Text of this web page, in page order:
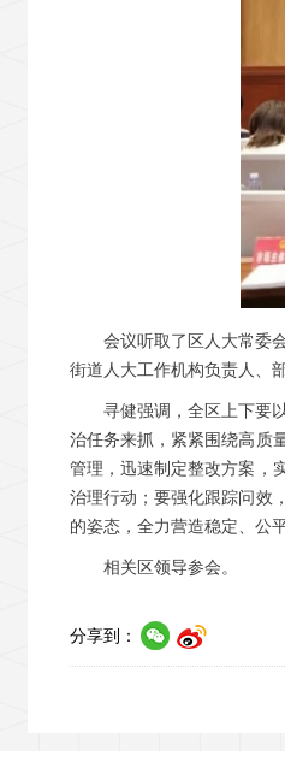
会议听取了区人大常委
街道人大工作机构负责人、
寻健强调，全区上下要
治任务来抓，紧紧围绕高质
管理，迅速制定整改方案，
治理行动；要强化跟踪问效
的姿态，全力营造稳定、公
相关区领导参会。
分享到：